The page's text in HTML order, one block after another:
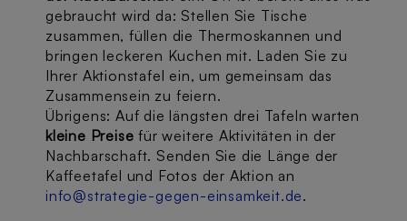
gebraucht wird da: Stellen Sie Tische
zusammen, füllen die Thermoskannen und
bringen leckeren Kuchen mit. Laden Sie zu
Ihrer Aktionstafel ein, um gemeinsam das
Zusammensein zu feiern.
Übrigens: Auf die längsten drei Tafeln warten
kleine Preisefür weitere Aktivitäten in der
Nachbarschaft. Senden Sie die Länge der
Kaffeetafel und Fotos der Aktion an
info@strategie-gegen-einsamkeit.de.